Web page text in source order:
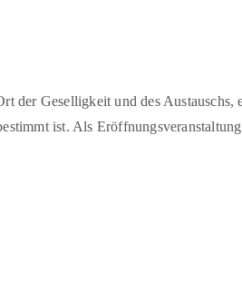
der Geselligkeit und des Austauschs,
ist. Als